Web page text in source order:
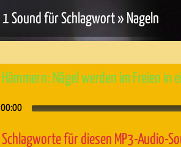
1 Sound für Schlagwort » Nageln
Hämmern: Nägel werden im Freien in
00:00
Schlagworte für diesen MP3-Audio-